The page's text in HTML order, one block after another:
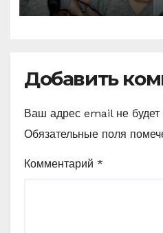
себя
Добавить
Ваш адрес email не будет
Обязательные поля
Комментарий *